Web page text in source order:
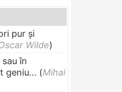
pur și
Wilde)
în
geniu... (Mihai